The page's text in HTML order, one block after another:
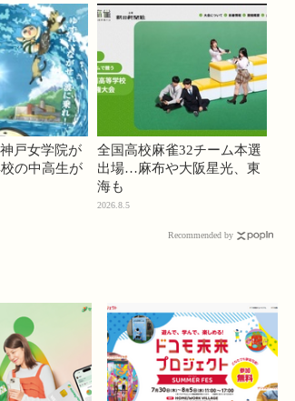
戸女学院が
の中高生が
全国高校麻雀32チーム本選
出場…麻布や大阪星光、東
海も
2026.8.5
Recommended by